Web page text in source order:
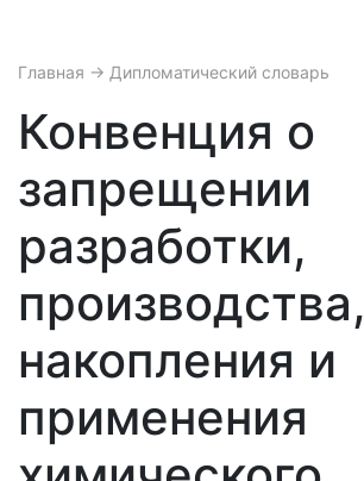
Главная → Дипломатический словарь
Конвенция о
запрещении
разработки,
производства,
накопления и
применения